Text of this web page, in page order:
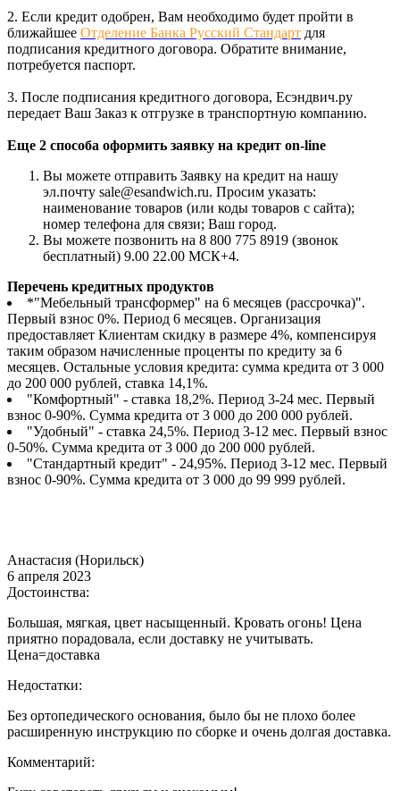
2. Если кредит одобрен, Вам необходимо будет пройти в
ближайшее Отделение Банка Русский Стандарт для
подписания кредитного договора. Обратите внимание,
потребуется паспорт.
3. После подписания кредитного договора, Есэндвич.ру
передает Ваш Заказ к отгрузке в транспортную компанию.
Еще 2 способа оформить заявку на кредит on-line
Вы можете отправить Заявку на кредит на нашу
эл.почту sale@esandwich.ru. Просим указать:
наименование товаров (или коды товаров с сайта);
номер телефона для связи; Ваш город.
Вы можете позвонить на 8 800 775 8919 (звонок
бесплатный) 9.00 22.00 МСК+4.
Перечень кредитных продуктов
*"Мебельный трансформер" на 6 месяцев (рассрочка)".
Первый взнос 0%. Период 6 месяцев. Организация
предоставляет Клиентам скидку в размере 4%, компенсируя
таким образом начисленные проценты по кредиту за 6
месяцев. Остальные условия кредита: сумма кредита от 3 000
до 200 000 рублей, ставка 14,1%.
"Комфортный" - ставка 18,2%. Период 3-24 мес. Первый
взнос 0-90%. Сумма кредита от 3 000 до 200 000 рублей.
"Удобный" - ставка 24,5%. Период 3-12 мес. Первый взнос
0-50%. Сумма кредита от 3 000 до 200 000 рублей.
"Стандартный кредит" - 24,95%. Период 3-12 мес. Первый
взнос 0-90%. Сумма кредита от 3 000 до 99 999 рублей.
Анастасия (Норильск)
6 апреля 2023
Достоинства:
Большая, мягкая, цвет насыщенный. Кровать огонь! Цена
приятно порадовала, если доставку не учитывать.
Цена=доставка
Недостатки:
Без ортопедического основания, было бы не плохо более
расширенную инструкцию по сборке и очень долгая доставка.
Комментарий: